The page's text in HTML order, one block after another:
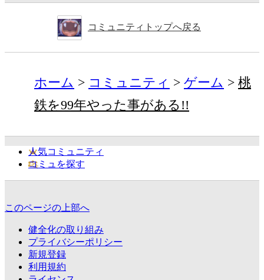
コミュニティトップへ戻る
ホーム コミュニティ ゲーム
桃
鉄を99年やった事がある!!
人気コミュニティ
コミュを探す
このページの上部へ
健全化の取り組み
プライバシーポリシー
新規登録
利用規約